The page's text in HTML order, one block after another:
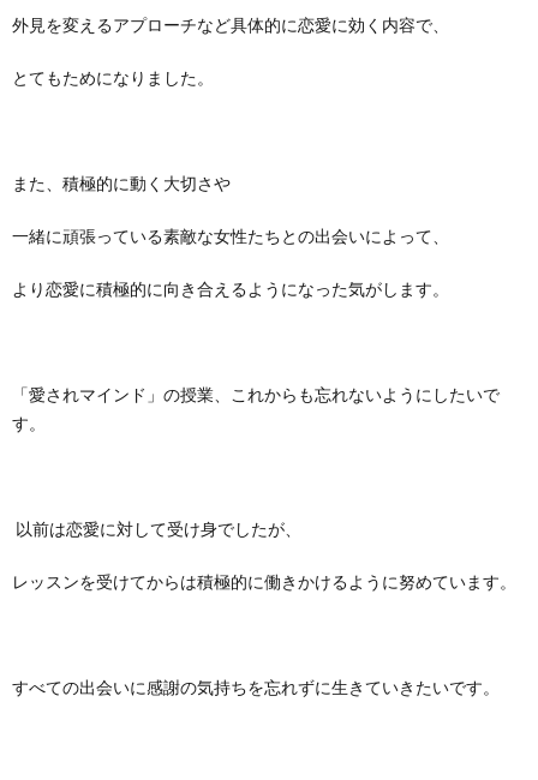
外見を変えるアプローチなど具体的に恋愛に効く内容で、
とてもためになりました。
また、積極的に動く大切さや
一緒に頑張っている素敵な女性たちとの出会いによって、
より恋愛に積極的に向き合えるようになった気がします。
「愛されマインド」の授業、これからも忘れないようにしたいで
す。
以前は恋愛に対して受け身でしたが、
レッスンを受けてからは積極的に働きかけるように努めています。
すべての出会いに感謝の気持ちを忘れずに生きていきたいです。